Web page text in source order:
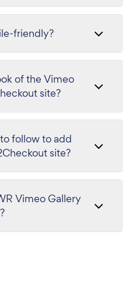
friendly?
of the Vimeo
site?
follow to add
site?
Vimeo Gallery